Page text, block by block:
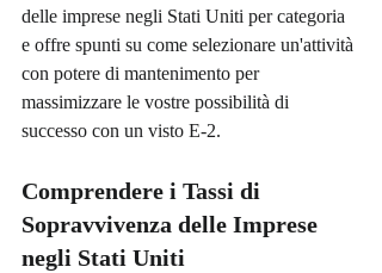
delle imprese negli Stati Uniti per categoria
e offre spunti su come selezionare un'attività
con potere di mantenimento per
massimizzare le vostre possibilità di
successo con un visto E-2.
Comprendere i Tassi di
Sopravvivenza delle Imprese
negli Stati Uniti